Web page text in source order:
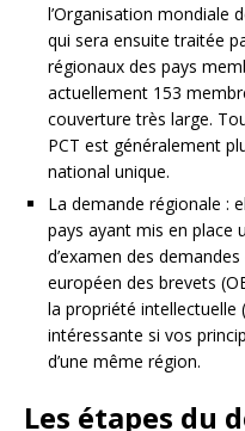
l’Organisation mondiale
qui sera ensuite traitée
régionaux des pays
actuellement 153
couverture très large.
PCT est généralement
national unique.
La demande régionale :
pays ayant mis en place
d’examen des
européen des brevets
la propriété intellectuelle
intéressante si vos
d’une même région.
Les étapes du